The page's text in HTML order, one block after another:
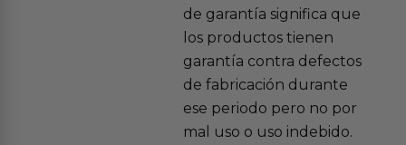
de garantía significa que
los productos tienen
garantía contra defectos
de fabricación durante
ese periodo pero no por
mal uso o uso indebido.